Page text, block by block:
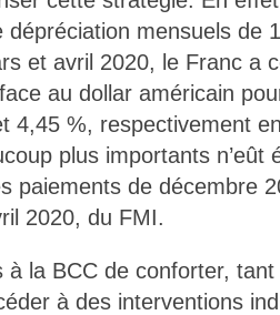
dépréciation mensuels de
et avril 2020, le Franc a
au dollar américain
4,45 %, respectivement
plus importants n’eût
paiements de décembre
2020, du FMI.
à la BCC de conforter,
à des interventions